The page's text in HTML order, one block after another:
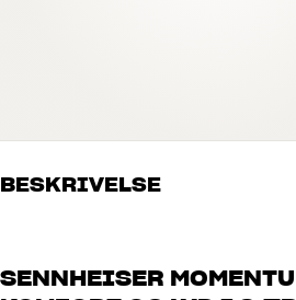
BESKRIVELSE
SENNHEISER